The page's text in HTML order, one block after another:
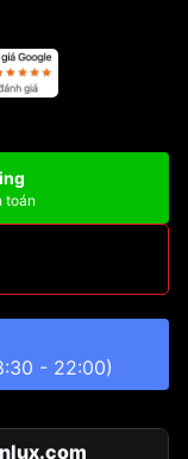
toán
- 22:00)